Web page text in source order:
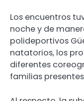
Los encuentros
noche y de
polideportivos
natatorios, los
diferentes
familias